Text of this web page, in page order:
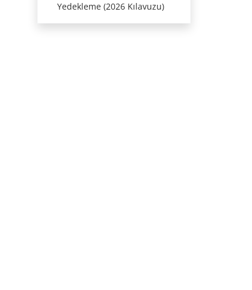
Yedekleme (2026 Kılavuzu)